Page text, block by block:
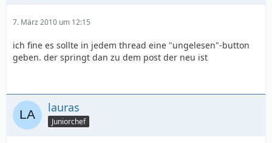
7. März 2010 um 12:15
ich fine es sollte in jedem thread eine "ungelesen"-button
geben. der springt dan zu dem post der neu ist
lauras
Juniorchef